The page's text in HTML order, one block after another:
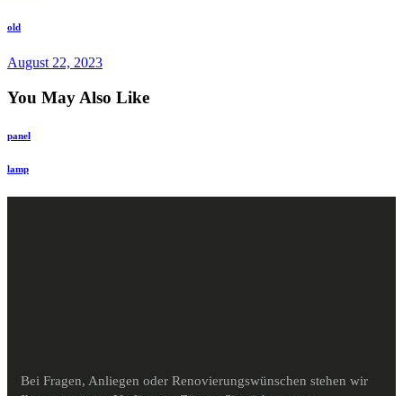
old
August 22, 2023
You May Also Like
panel
lamp
Bei Fragen, Anliegen oder Renovierungswünschen stehen wir